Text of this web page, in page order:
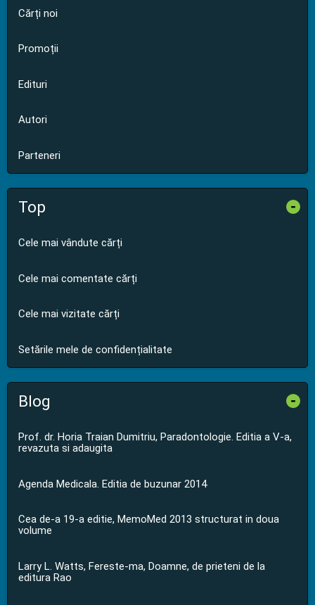
Cărți noi
Promoții
Edituri
Autori
Parteneri
Top -
Cele mai vândute cărți
Cele mai comentate cărți
Cele mai vizitate cărți
Setările mele de confidențialitate
Blog -
Prof. dr. Horia Traian Dumitriu, Paradontologie. Editia a V-a,
revazuta si adaugita
Agenda Medicala. Editia de buzunar 2014
Cea de-a 19-a editie, MemoMed 2013 structurat in doua
volume
Larry L. Watts, Fereste-ma, Doamne, de prieteni de la
editura Rao